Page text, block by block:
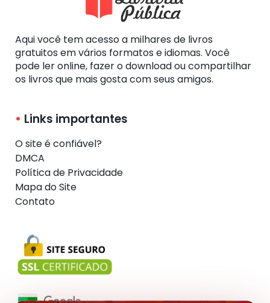
Aqui você tem acesso a milhares de livros
gratuitos em vários formatos e idiomas. Você
pode ler online, fazer o download ou compartilhar
os livros que mais gosta com seus amigos.
Links importantes
O site é confiável?
DMCA
Política de Privacidade
Mapa do Site
Contato